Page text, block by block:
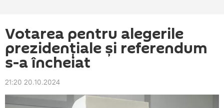
Votarea pentru alegerile
prezidențiale și referendum
s-a încheiat
21:20 20.10.2024